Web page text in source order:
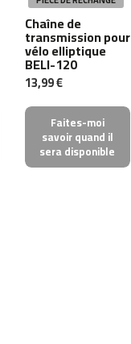
Chaîne de
transmission pour
vélo elliptique
BELI-120
13,99 €
Faites-moi
savoir quand il
sera disponible